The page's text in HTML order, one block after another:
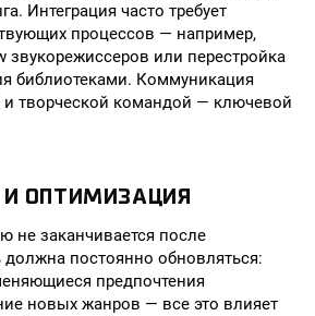
Интеграция часто требует
процессов — например,
звукорежиссеров или перестройка
библиотеками. Коммуникация
и творческой командой — ключевой
ОПТИМИЗАЦИЯ
не заканчивается после
постоянно обновляться:
предпочтения
новых жанров — все это влияет